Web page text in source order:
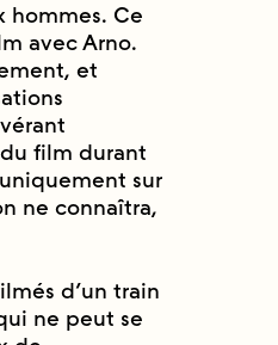
hommes. Ce
avec Arno.
et
film durant
sur
ne connaîtra,
d’un train
ne peut se